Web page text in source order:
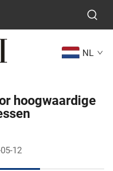
NL
hoogwaardige
12